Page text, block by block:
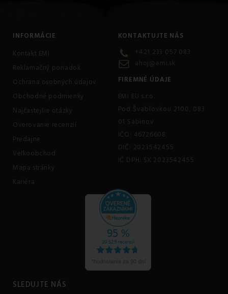
INFORMÁCIE
Kontakt EMI
Reklamačný poriadok
Ochrana osobných údajov
Obchodné podmienky
Najčastejšie otázky
Overovanie recenzií
Predajne
Veľkoobchod
Mapa stránky
Kariéra
KONTAKTUJTE NÁS
+421 233 057 083
ahoj@emi.sk
FIREMNÉ ÚDAJE
EMI EU s.r.o.
Pod Švabľovkou 2100, 083
01 Sabinov
IČO: 46726608
DIČ: 2023542455
IČ DPH: SK 2023542455
SLEDUJTE NÁS